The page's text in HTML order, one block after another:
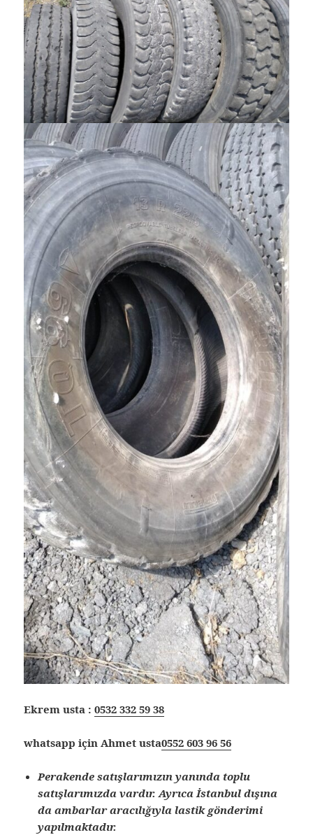
Ekrem usta :0532 332 59 38
whatsapp için Ahmet usta0552 603 96 56
Perakende satışlarımızın yanında toplu
satışlarımızda vardır. Ayrıca İstanbul dışına
da ambarlar aracılığıyla lastik gönderimi
yapılmaktadır.